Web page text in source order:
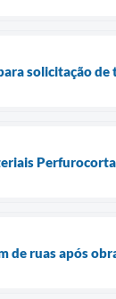
solicitação
de ruas após